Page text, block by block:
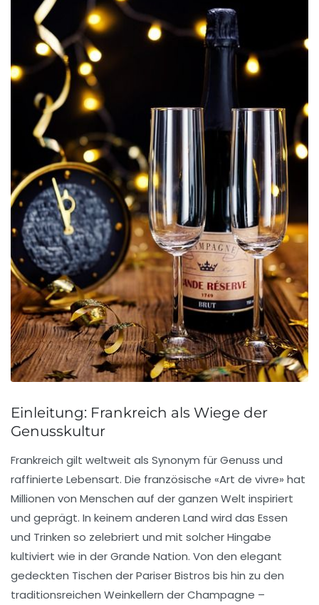
Einleitung: Frankreich als Wiege der
Genusskultur
Frankreich gilt weltweit als Synonym für Genuss und
raffinierte Lebensart. Die französische «Art de vivre» hat
Millionen von Menschen auf der ganzen Welt inspiriert
und geprägt. In keinem anderen Land wird das Essen
und Trinken so zelebriert und mit solcher Hingabe
kultiviert wie in derGrande Nation. Von den elegant
gedeckten Tischen der Pariser Bistros bis hin zu den
traditionsreichen Weinkellern der Champagne –